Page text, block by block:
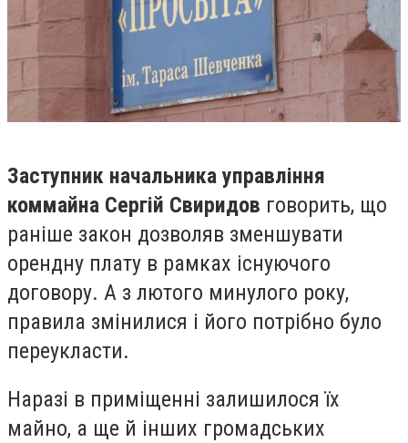
Заступник начальника управління
коммайна Сергій Свиридов говорить, що
раніше закон дозволяв зменшувати
орендну плату в рамках існуючого
договору. А з лютого минулого року,
правила змінилися і його потрібно було
переукласти.
Наразі в приміщенні залишилося їх
майно, а ще й інших громадських